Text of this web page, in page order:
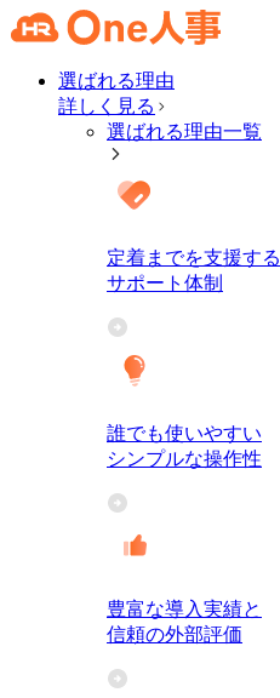
選ばれる理由
詳しく見る
選ばれる理由一覧
定着までを支援する
サポート体制
誰でも使いやすい
シンプルな操作性
豊富な導入実績と
信頼の外部評価